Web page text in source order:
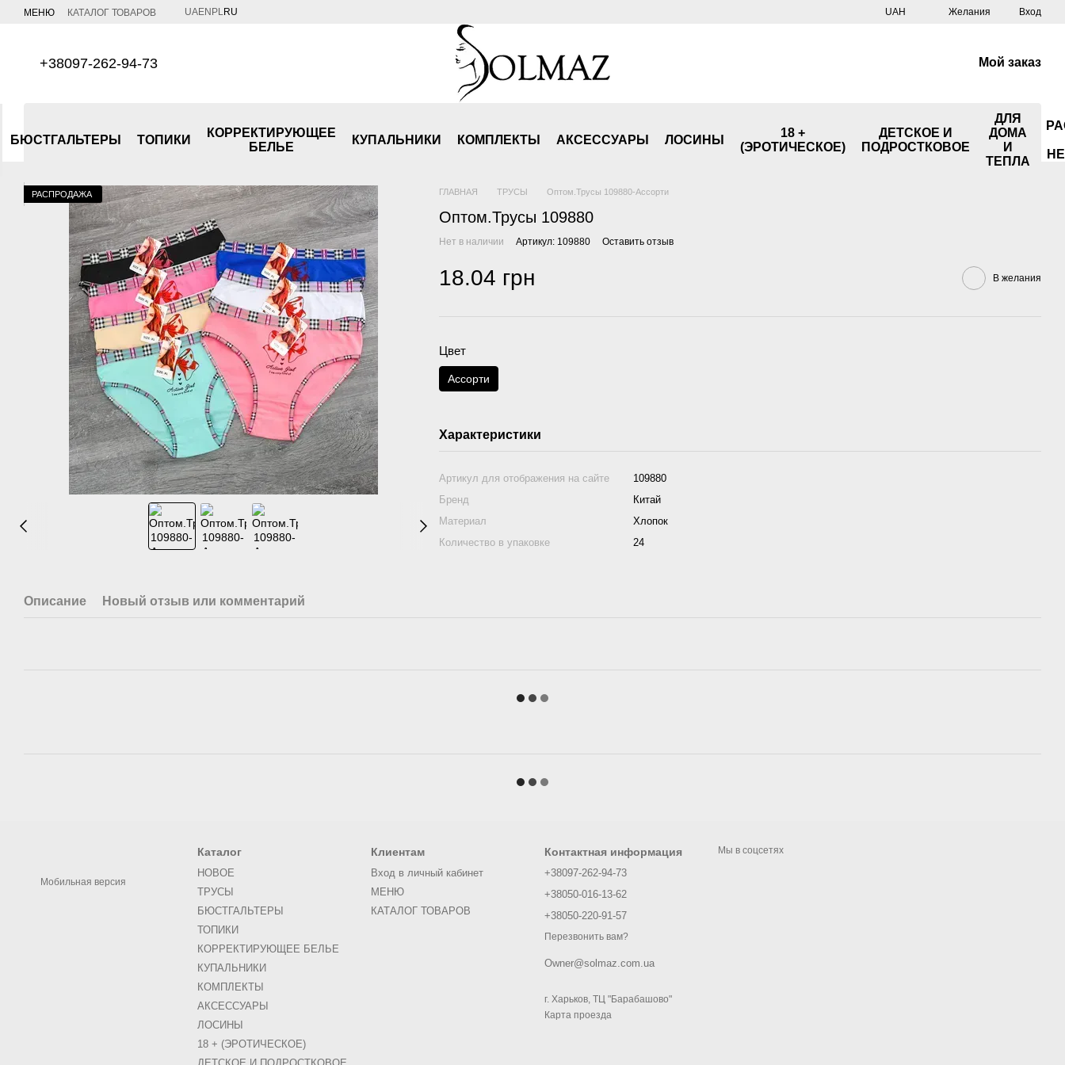
Перейти к основному контенту
МЕНЮ КАТАЛОГ ТОВАРОВ UAEN PLRU UAH Желания Вход
+38097-262-94-73 Мой заказ
БЮСТГАЛЬТЕРЫ ТОПИКИ
КОРРЕКТИРУЮЩЕЕ
БЕЛЬЕ
КУПАЛЬНИКИ КОМПЛЕКТЫ АКСЕСCУАРЫ ЛОСИНЫ
18 +
(ЭРОТИЧЕСКОЕ)
ДЕТСКОЕ И
ПОДРОСТКОВОЕ
ДЛЯ
ДОМА
И
ТЕПЛА
РАСПРОДАЖА ГЛАВНАЯ ТРУСЫ Оптом.Трусы 109880-Ассорти
Оптом.Трусы 109880
Нет в наличии Артикул: 109880 Оставить отзыв
18.04 грн В желания
Цвет
Асcорти
Характеристики
Артикул для отображения на сайте
109880
Бренд
Китай
Материал
Хлопок
Количество в упаковке
24
Описание Новый отзыв или комментарий
Мобильная версия
Каталог
НОВОЕ
ТРУСЫ
БЮСТГАЛЬТЕРЫ
ТОПИКИ
КОРРЕКТИРУЮЩЕЕ БЕЛЬЕ
КУПАЛЬНИКИ
КОМПЛЕКТЫ
АКСЕСCУАРЫ
ЛОСИНЫ
18 + (ЭРОТИЧЕСКОЕ)
Клиентам
Вход в личный кабинет
МЕНЮ
КАТАЛОГ ТОВАРОВ
Контактная информация
+38097-262-94-73
+38050-016-13-62
+38050-220-91-57
Перезвонить вам?
Owner@solmaz.com.ua
г. Харьков, ТЦ "Барабашово"
Карта проезда
Мы в соцсетях